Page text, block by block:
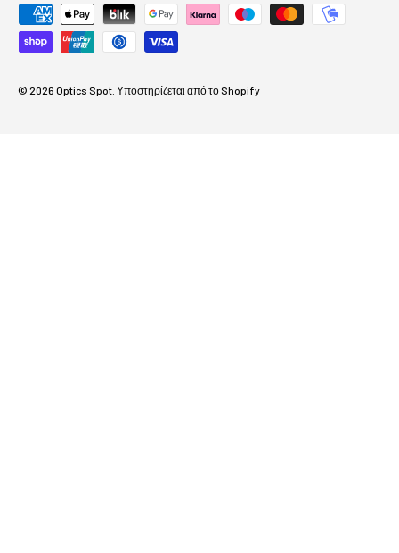
Αποδεκτές μέθοδοι πληρωμής
© 2026 Optics Spot Υποστηρίζεται από το Shopify